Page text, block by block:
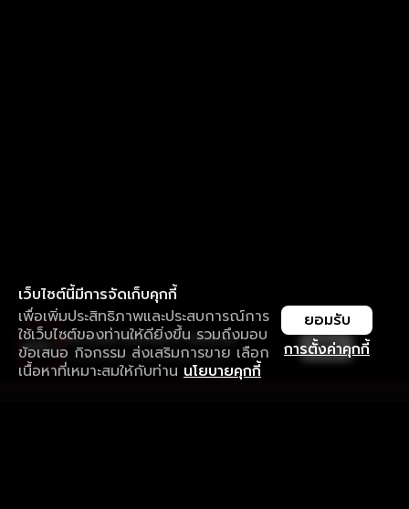
เว็บไซต์นี้มีการจัดเก็บคุกกี้
เพื่อเพิ่มประสิทธิภาพและประสบการณ์การ
ใช้เว็บไซต์ของท่านให้ดียิ่งขึ้น รวมถึงมอบ
ข้อเสนอ กิจกรรม ส่งเสริมการขาย เลือก
เนื้อหาที่เหมาะสมให้กับท่าน นโยบายคุกกี้
การตั้งค่าคุกกี้
ยอมรับ
ใช้งานแอป ลื่นไหลกว่า ไม่มีสะดุด
ดาวน์โหลดแอปเพื่อการรับชมที่ดีกว่า เปิด